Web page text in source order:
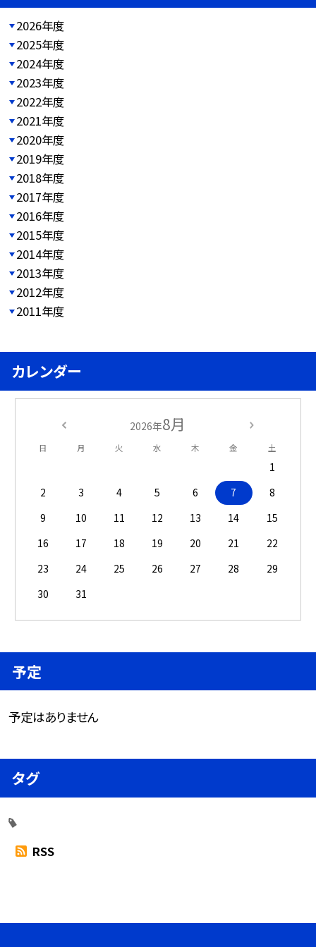
2026年度
2025年度
2024年度
2023年度
2022年度
2021年度
2020年度
2019年度
2018年度
2017年度
2016年度
2015年度
2014年度
2013年度
2012年度
2011年度
カレンダー
2026年8月
日 月 火 水 木 金 土
1
2
3 4 5 6 7
8
9
10 11 12 13 14
15
16
17 18 19 20 21
22
23
24 25 26 27 28
29
30
31
予定
予定はありません
タグ
RSS